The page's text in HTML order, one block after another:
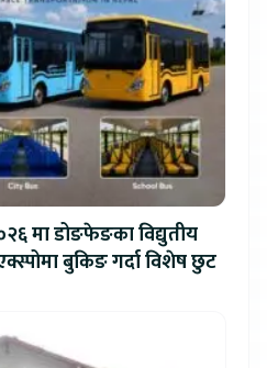
मा डोङफेङका विद्युतीय
बुकिङ गर्दा विशेष छुट